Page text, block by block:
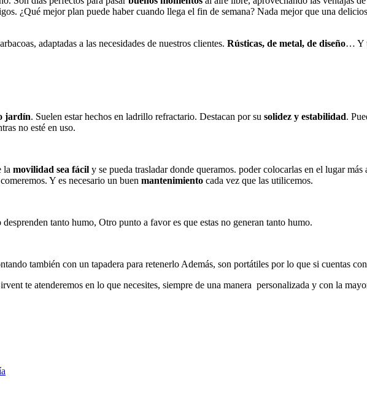
¿Qué mejor plan puede haber cuando llega el fin de semana? Nada mejor que una
adaptadas a las necesidades de nuestros clientes. Rústicas, de metal, de diseño… Y
jardín. Suelen estar hechos en ladrillo refractario. Destacan por su solidez y estabilidad.
no esté en uso.
la movilidad sea fácil y se pueda trasladar donde queramos. poder colocarlas en el lugar
Y es necesario un buen mantenimiento cada vez que las utilicemos.
tanto humo, Otro punto a favor es que estas no generan tanto humo.
también con un tapadera para retenerlo Además, son portátiles por lo que si cuentas
te atenderemos en lo que necesites, siempre de una manera personalizada y con la